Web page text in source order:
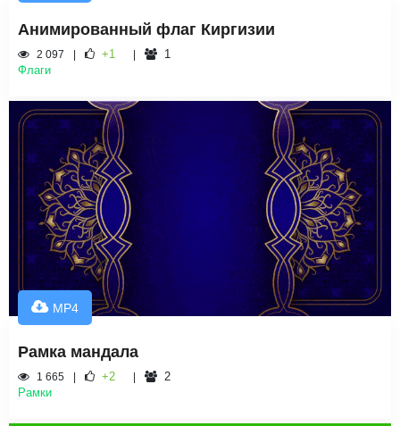
Анимированный флаг Киргизии
2 097 +1
1
Флаги
MP4
Рамка мандала
1 665 +2
2
Рамки